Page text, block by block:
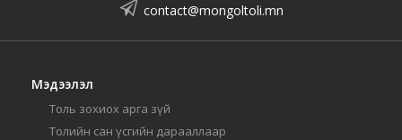
contact@mongoltoli.mn
Мэдээлэл
Толь зохиох арга зүй
Толийн сан үсгийн дарааллаар